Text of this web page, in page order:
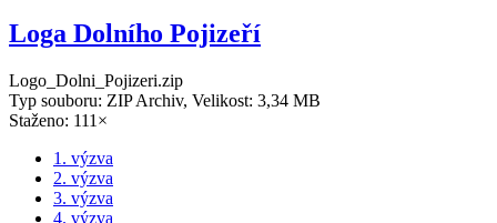
Loga Dolního Pojizeří
Logo_Dolni_Pojizeri.zip
Typ souboru: ZIP Archiv, Velikost: 3,34 MB
Staženo: 111×
1. výzva
2. výzva
3. výzva
4. výzva